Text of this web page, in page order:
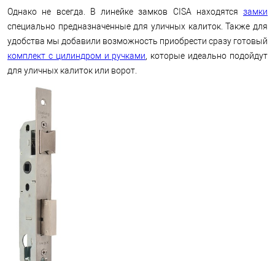
Однако не всегда. В линейке замков CISA находятся замки
специально предназначенные для уличных калиток. Также для
удобства мы добавили возможность приобрести сразу готовый
комплект с цилиндром и ручками , которые идеально подойдут
для уличных калиток или ворот.